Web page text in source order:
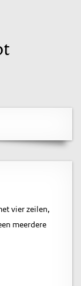
vier zeilen,
meerdere